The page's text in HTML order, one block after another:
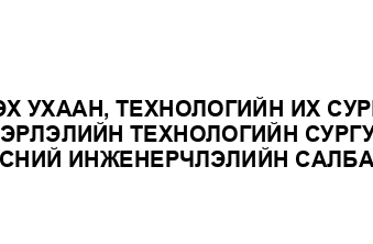
УХААН, ТЕХНОЛОГИЙН ИХ
ТЕХНОЛОГИЙН
ИНЖЕНЕРЧЛЭЛИЙН